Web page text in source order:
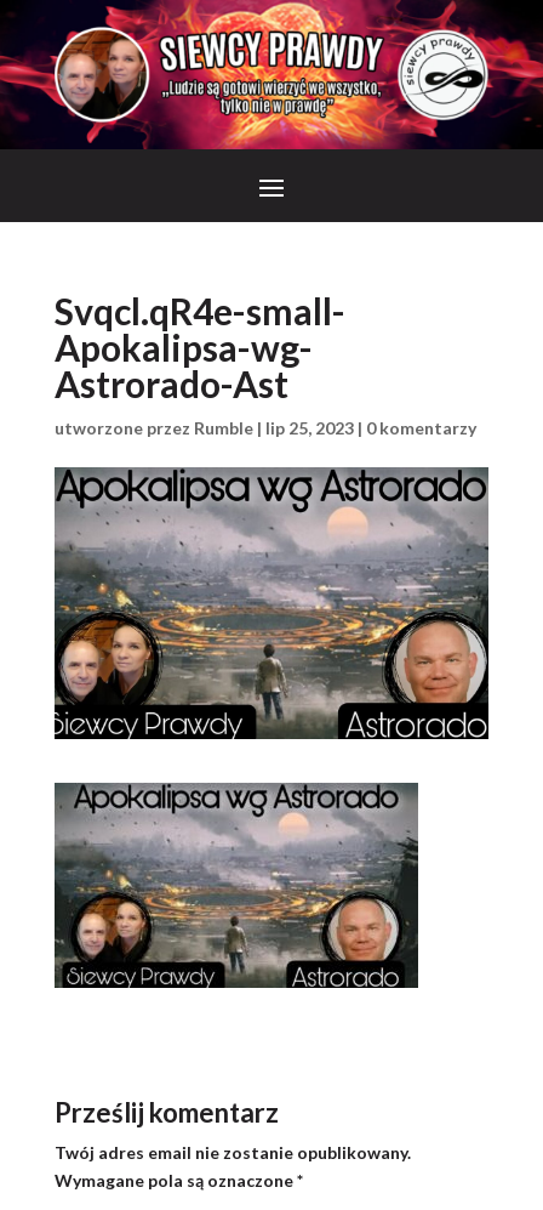
Svqcl.qR4e-small-
Apokalipsa-wg-
Astrorado-Ast
utworzone przez Rumble| lip 25, 2023| 0 komentarzy
Prześlij komentarz
Twój adres email nie zostanie opublikowany.
Wymagane pola są oznaczone*